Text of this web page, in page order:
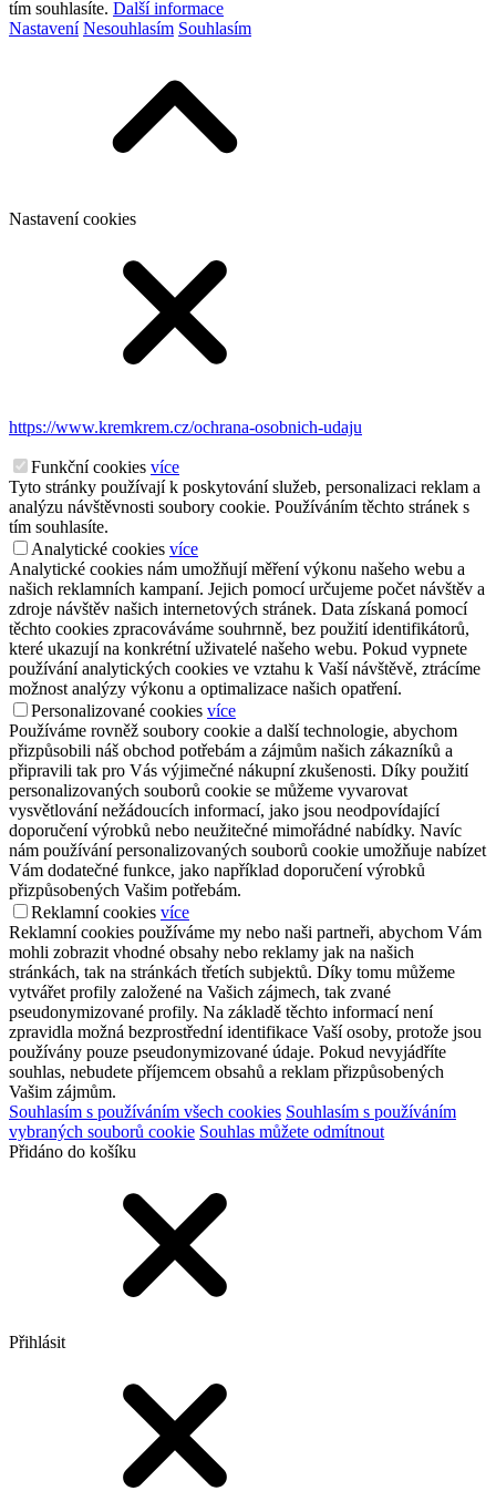
tím souhlasíte. Další informace
Nastavení Nesouhlasím Souhlasím
Nastavení cookies
https://www.kremkrem.cz/ochrana-osobnich-udaju
Funkční cookies více
Tyto stránky používají k poskytování služeb, personalizaci reklam a
analýzu návštěvnosti soubory cookie. Používáním těchto stránek s
tím souhlasíte.
Analytické cookies více
Analytické cookies nám umožňují měření výkonu našeho webu a
našich reklamních kampaní. Jejich pomocí určujeme počet návštěv a
zdroje návštěv našich internetových stránek. Data získaná pomocí
těchto cookies zpracováváme souhrnně, bez použití identifikátorů,
které ukazují na konkrétní uživatelé našeho webu. Pokud vypnete
používání analytických cookies ve vztahu k Vaší návštěvě, ztrácíme
možnost analýzy výkonu a optimalizace našich opatření.
Personalizované cookies více
Používáme rovněž soubory cookie a další technologie, abychom
přizpůsobili náš obchod potřebám a zájmům našich zákazníků a
připravili tak pro Vás výjimečné nákupní zkušenosti. Díky použití
personalizovaných souborů cookie se můžeme vyvarovat
vysvětlování nežádoucích informací, jako jsou neodpovídající
doporučení výrobků nebo neužitečné mimořádné nabídky. Navíc
nám používání personalizovaných souborů cookie umožňuje nabízet
Vám dodatečné funkce, jako například doporučení výrobků
přizpůsobených Vašim potřebám.
Reklamní cookies více
Reklamní cookies používáme my nebo naši partneři, abychom Vám
mohli zobrazit vhodné obsahy nebo reklamy jak na našich
stránkách, tak na stránkách třetích subjektů. Díky tomu můžeme
vytvářet profily založené na Vašich zájmech, tak zvané
pseudonymizované profily. Na základě těchto informací není
zpravidla možná bezprostřední identifikace Vaší osoby, protože jsou
používány pouze pseudonymizované údaje. Pokud nevyjádříte
souhlas, nebudete příjemcem obsahů a reklam přizpůsobených
Vašim zájmům.
Souhlasím s používáním všech cookies Souhlasím s používáním
vybraných souborů cookie Souhlas můžete odmítnout
Přidáno do košíku
Přihlásit